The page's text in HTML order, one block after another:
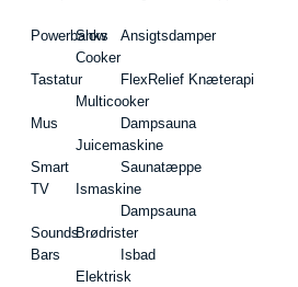
Powerbanks
Tastatur
Mus
Smart
TV
Sounds
Bars
Slow
Cooker
Multicooker
Juicemaskine
Ismaskine
Brødrister
Elektrisk
Ansigtsdamper
FlexRelief Knæterapi
Dampsauna
Saunatæppe
Dampsauna
Isbad